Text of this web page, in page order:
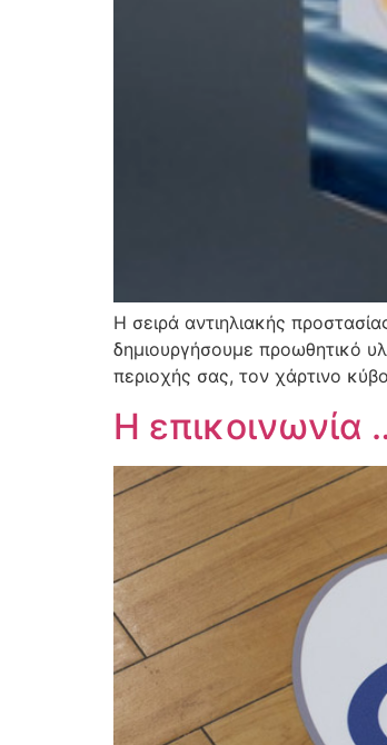
H σειρά αντιηλιακής
δημιουργήσουμε προωθητικό
περιοχής σας, τον χάρτινο
Η